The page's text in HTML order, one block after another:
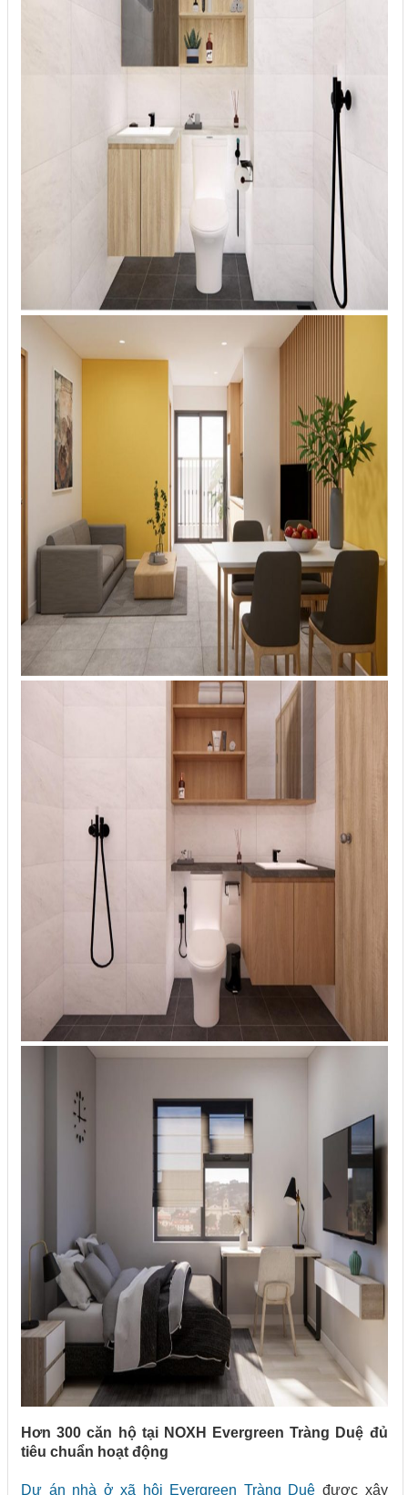
Hơn 300 căn hộ tại NOXH Evergreen Tràng Duệ đủ
tiêu chuẩn hoạt động
Dự án nhà ở xã hội Evergreen Tràng Duệ được xây